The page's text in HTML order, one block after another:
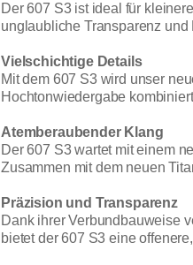
Der 607 S3 ist ideal für
unglaubliche Transparenz
Vielschichtige Details
Mit dem 607 S3 wird unser
Hochtonwiedergabe
Atemberaubender Klang
Der 607 S3 wartet mit einem
Zusammen mit dem neuen
Präzision und Transparenz
Dank ihrer Verbundbauweise
bietet der 607 S3 eine